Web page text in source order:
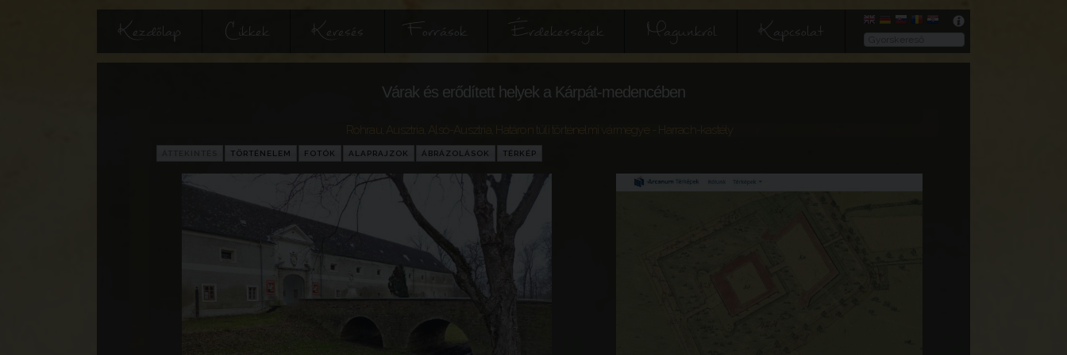
Kezdőlap Cikkek Keresés Források Érdekességek Magunkról Kapcsolat
Várak és erődített helyek a Kárpát-medencében
Ausztria Alsó-Ausztria Határon túli történelmi vármegye - Harrach-kastély
TÖRTÉNELEM FOTÓK ALAPRAJZOK ÁBRÁZOLÁSOK TÉRKÉP